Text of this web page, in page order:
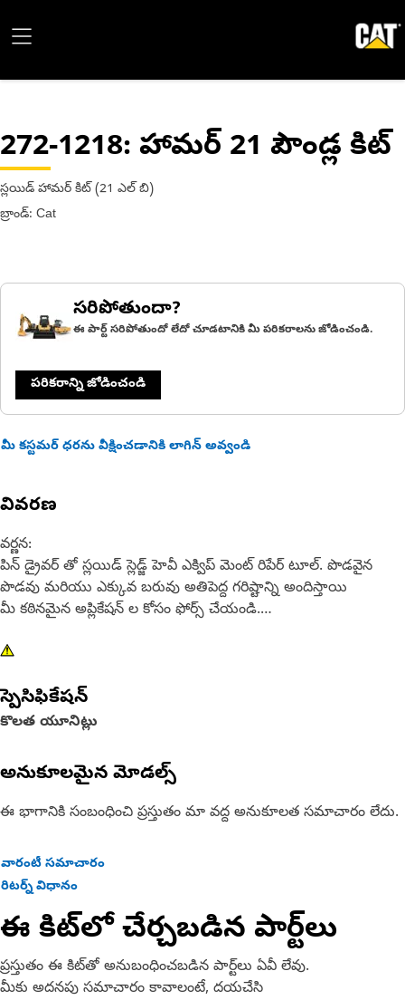
272-1218: హామర్ 21 పౌండ్ల కిట్
స్లయిడ్ హామర్ కిట్ (21 ఎల్ బి)
బ్రాండ్: Cat
సరిపోతుందా?
ఈ పార్ట్ సరిపోతుందో లేదో చూడటానికి మీ పరికరాలను జోడించండి.
పరికరాన్ని జోడించండి
మీ కస్టమర్ ధరను వీక్షించడానికి లాగిన్ అవ్వండి
వివరణ
వర్ణన:
పిన్ డ్రైవర్ తో స్లయిడ్ స్లెడ్జ్ హెవీ ఎక్విప్ మెంట్ రిపేర్ టూల్. పొడవైన
పొడవు మరియు ఎక్కువ బరువు అతిపెద్ద గరిష్టాన్ని అందిస్తాయి
మీ కఠినమైన అప్లికేషన్ ల కోసం ఫోర్స్ చేయండి.
లక్షణాలు:
బి (9.5 కిలోలు) 46 అంగుళాల (1168 మి.మీ.) స్లయిడ్ స్లెడ్జ్ సుత్తి.
డీలర్ టూల్
మరింత సమాచారం కోసం మీ యజమాని మాన్యువల్ ను సంప్రదించండి
లేదా మీ స్థానిక Cat డీలర్ ను సంప్రదించండి.
స్పెసిఫికేషన్
కొలత యూనిట్లు
అనుకూలమైన మోడల్స్
ఈ భాగానికి సంబంధించి ప్రస్తుతం మా వద్ద అనుకూలత సమాచారం లేదు.
వారంటీ సమాచారం
రిటర్న్ విధానం
ఈ కిట్‌లో చేర్చబడిన పార్ట్‌లు
ప్రస్తుతం ఈ కిట్‌తో అనుబంధించబడిన పార్ట్‌లు ఏవీ లేవు.
మీకు అదనపు సమాచారం కావాలంటే, దయచేసి